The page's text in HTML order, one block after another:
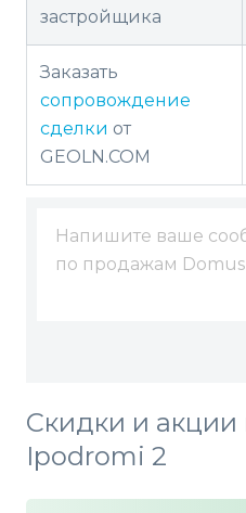
застройщика
Заказать
сопровождение
сделки от
GEOLN.COM
Скидки и акции
Ipodromi 2